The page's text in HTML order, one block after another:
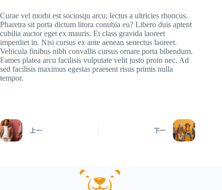
Curae vel morbi est sociosqu arcu; lectus a ultricies rhoncus.
Pharetra sit porta dictum litora conubia eu? Libero duis aptent
cubilia auctor eget ex mauris. Et class gravida laoreet
imperdiet in. Nisi cursus ex ante aenean senectus laoreet.
Vehicula finibus nibh convallis cursus ornare porta bibendum.
Fames platea arcu facilisis vulputate velit justo proin nec. Ad
sed facilisis maximus egestas praesent risus primis nulla
tempor.
上一 下一